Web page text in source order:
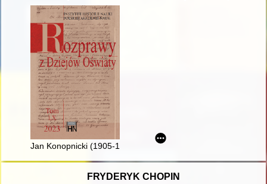
Jan Konopnicki (1905-1980) i jego wkład w rozwój
FRYDERYK CHOPIN